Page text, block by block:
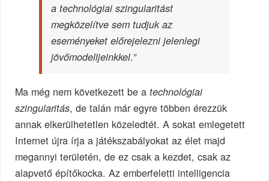
a technológiai szingularitást
megközelítve sem tudjuk az
eseményeket előrejelezni jelenlegi
jövőmodelljeinkkel.”
Ma még nem következett be atechnológiai
szingularitás, de talán már egyre többen érezzük
annak elkerülhetetlen közeledtét. A sokat emlegetett
Internet újra írja a játékszabályokat az élet majd
megannyi területén, de ez csak a kezdet, csak az
alapvető építőkocka. Az emberfeletti intelligencia